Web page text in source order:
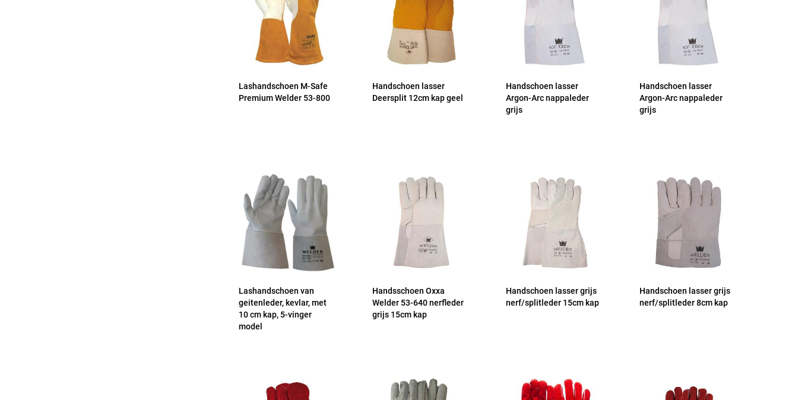
Lashandschoen M-Safe
Premium Welder 53-800
Handschoen lasser
Deersplit 12cm kap geel
Handschoen lasser
Argon-Arc nappaleder
grijs
Handschoen lasser
Argon-Arc nappaleder
grijs
Lashandschoen van
geitenleder, kevlar, met
10 cm kap, 5-vinger
model
Handsschoen Oxxa
Welder 53-640 nerfleder
grijs 15cm kap
Handschoen lasser grijs
nerf/splitleder 15cm kap
Handschoen lasser grijs
nerf/splitleder 8cm kap